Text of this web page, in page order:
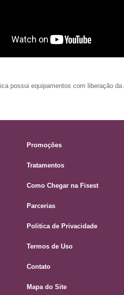
possui equipamentos com liberação
Promoções
Tratamentos
Como Chegar na Fisest
Parcerias
Politica de Privacidade
Termos de Uso
Contato
Mapa do Site